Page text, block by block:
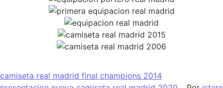
camiseta real madrid final champions 2014